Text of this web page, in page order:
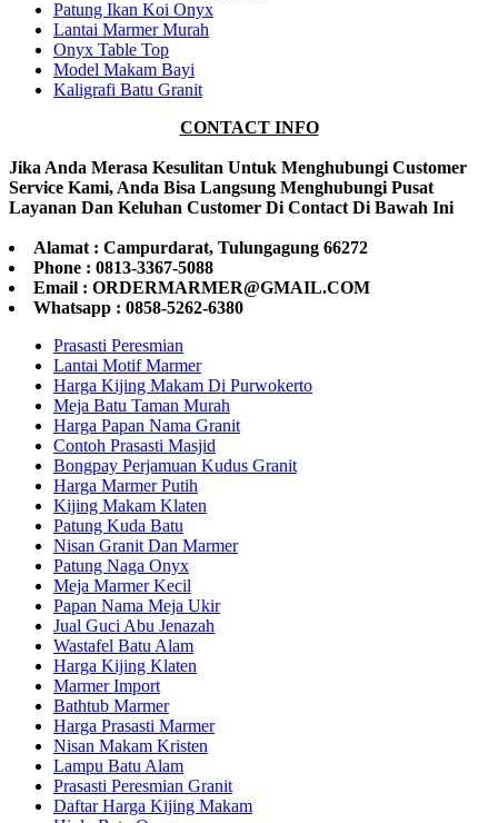
Patung Ikan Koi Onyx
Lantai Marmer Murah
Onyx Table Top
Model Makam Bayi
Kaligrafi Batu Granit
CONTACT INFO
Jika Anda Merasa Kesulitan Untuk Menghubungi Customer
Service Kami, Anda Bisa Langsung Menghubungi Pusat
Layanan Dan Keluhan Customer Di Contact Di Bawah Ini
Alamat : Campurdarat, Tulungagung 66272
Phone : 0813-3367-5088
Email : ORDERMARMER@GMAIL.COM
Whatsapp : 0858-5262-6380
Prasasti Peresmian
Lantai Motif Marmer
Harga Kijing Makam Di Purwokerto
Meja Batu Taman Murah
Harga Papan Nama Granit
Contoh Prasasti Masjid
Bongpay Perjamuan Kudus Granit
Harga Marmer Putih
Kijing Makam Klaten
Patung Kuda Batu
Nisan Granit Dan Marmer
Patung Naga Onyx
Meja Marmer Kecil
Papan Nama Meja Ukir
Jual Guci Abu Jenazah
Wastafel Batu Alam
Harga Kijing Klaten
Marmer Import
Bathtub Marmer
Harga Prasasti Marmer
Nisan Makam Kristen
Lampu Batu Alam
Prasasti Peresmian Granit
Daftar Harga Kijing Makam